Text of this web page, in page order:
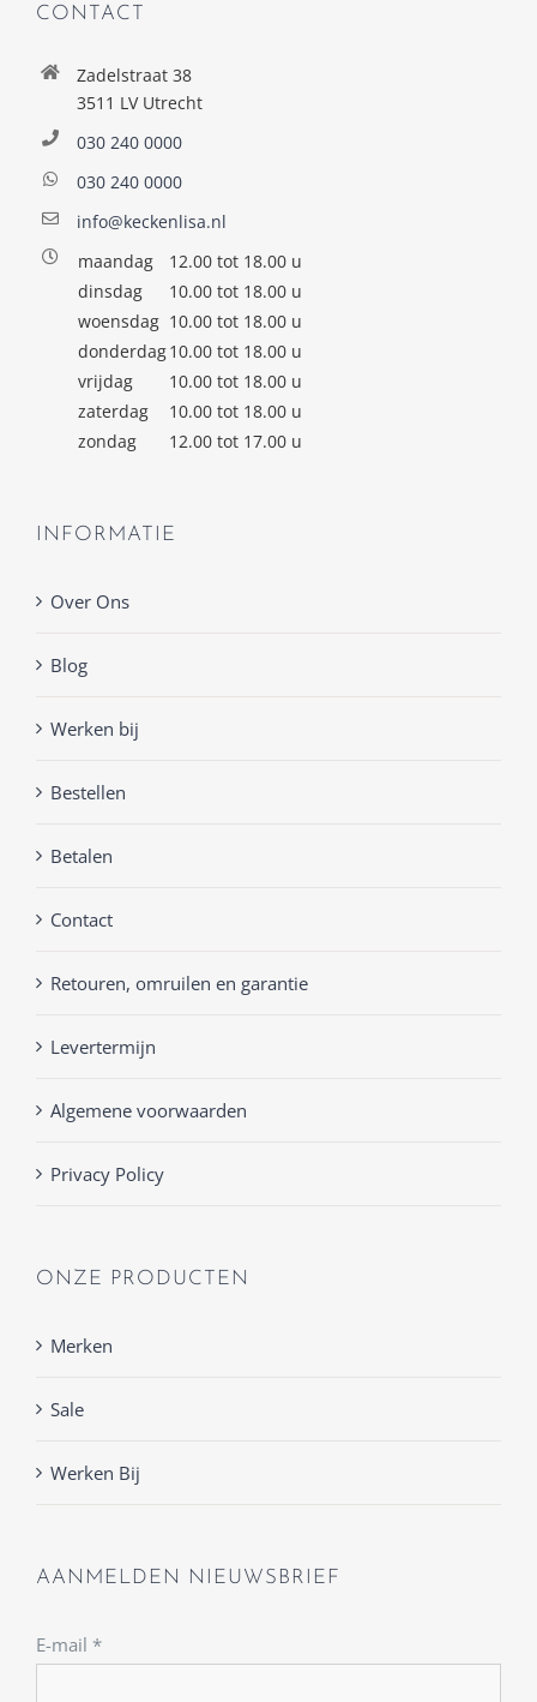
CONTACT
Zadelstraat 38
3511 LV Utrecht
030 240 0000
030 240 0000
info@keckenlisa.nl
maandag
12.00 tot 18.00 u
dinsdag
10.00 tot 18.00 u
woensdag 10.00 tot 18.00 u
donderdag10.00 tot 18.00 u
vrijdag
10.00 tot 18.00 u
zaterdag
10.00 tot 18.00 u
zondag
12.00 tot 17.00 u
INFORMATIE
Over Ons
Blog
Werken bij
Bestellen
Betalen
Contact
Retouren, omruilen en garantie
Levertermijn
Algemene voorwaarden
Privacy Policy
ONZE PRODUCTEN
Merken
Sale
Werken Bij
AANMELDEN NIEUWSBRIEF
E-mail *